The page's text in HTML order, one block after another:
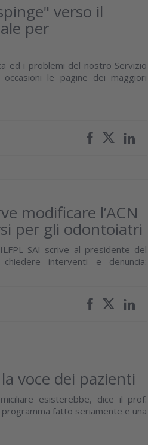
verso il
per
ed i problemi del nostro Servizio
le pagine dei maggiori
modificare l’ACN
per gli odontoiatri
SAI scrive al presidente del
interventi e denuncia:
voce dei pazienti
esisterebbe, dice il prof.
fatto seriamente e una